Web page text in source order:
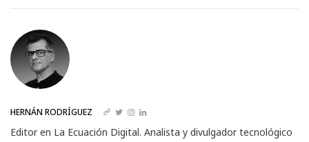
HERNÁN RODRÍGUEZ
Editor en La Ecuación Digital. Analista y divulgador tecnológico